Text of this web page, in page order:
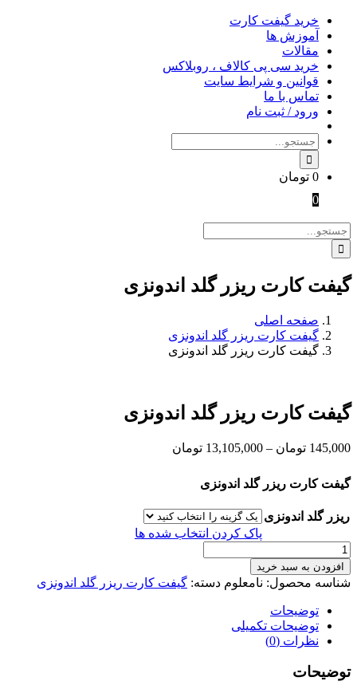
Skip
content
خرید گیفت کارت
آموزش ها
مقالات
خرید سی پی کالاف ، روبلاکس
قوانین و شرایط سایت
تماس با ما
ورود / ثبت نام
جستجو
برای:
0 تومان
0
جستجو
برای:
گیفت کارت ریزر گلد اندونزی
صفحه اصلی
گیفت کارت ریزر گلد اندونزی
گیفت کارت ریزر گلد اندونزی
گیفت کارت ریزر گلد اندونزی
145,000 تومان –
13,105,000 تومان
13,105,000 تومان
گیفت کارت ریزر گلد اندونزی
ریزر گلد اندونزی
پاک کردن انتخاب شده ها
گیفت
کارت
ریزر
اندونزی
افزودن به سبد خرید
شناسه محصول: نامعلوم دسته: گیفت کارت ریزر گلد اندونزی
توضیحات
توضیحات تکمیلی
نظرات (0)
توضیحات